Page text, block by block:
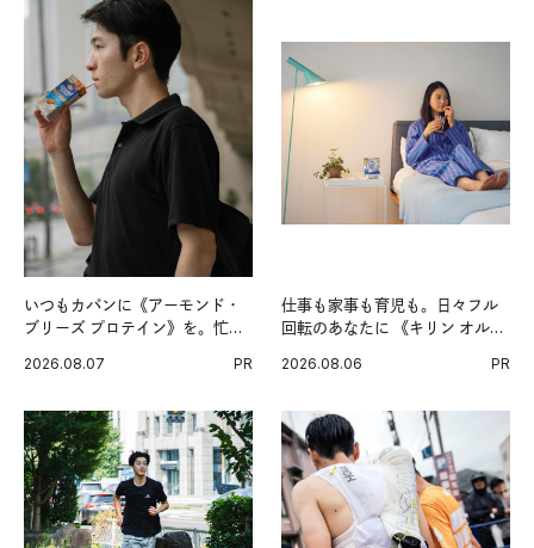
いつもカバンに《アーモンド・
ブリーズ プロテイン》を。忙し
グ習慣。
2026.08.07 PR
仕事も家事も育児も。日々フル
回転のあなたに 《キリン オルニ
2026.08.06 PR